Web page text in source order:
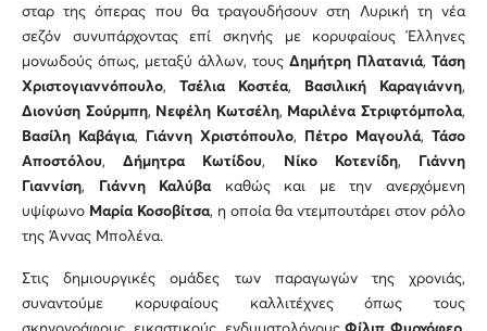
σταρ της όπερας που θα τραγουδήσουν στη Λυρική τη νέα
σεζόν συνυπάρχοντας επί σκηνής με κορυφαίους Έλληνες
μονωδούς όπως, μεταξύ άλλων, τους Δημήτρη Πλατανιά, Τάση
Χριστογιαννόπουλο, Τσέλια Κοστέα, Βασιλική Καραγιάννη,
Διονύση Σούρμπη, Νεφέλη Κωτσέλη, Μαριλένα Στριφτόμπολα,
Βασίλη Καβάγια, Γιάννη Χριστόπουλο, Πέτρο Μαγουλά, Τάσο
Αποστόλου,Δήμητρα Κωτίδου, Νίκο Κοτενίδη,
Γιάννη
Γιαννίση, Γιάννη Καλύβακαθώς και με την ανερχόμενη
υψίφωνο Μαρία Κοσοβίτσα, η οποία θα ντεμπουτάρει στον ρόλο
της Άννας Μπολένα.
Στις δημιουργικές ομάδες των παραγωγών της χρονιάς,
συναντούμε κορυφαίους καλλιτέχνες όπως τους